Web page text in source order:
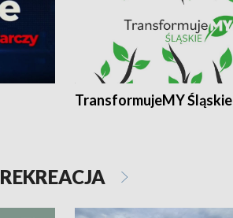
TransformujeMY Śląskie